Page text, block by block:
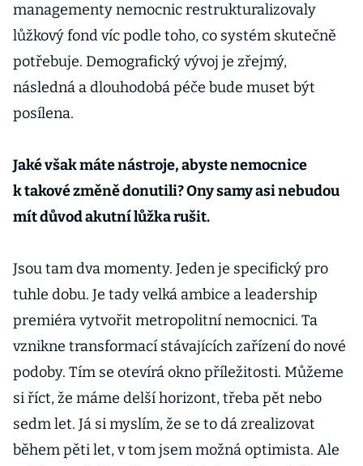
managementy nemocnic restrukturalizovaly
lůžkový fond víc podle toho, co systém skutečně
potřebuje. Demografický vývoj je zřejmý,
následná a dlouhodobá péče bude muset být
posílena.
Jaké však máte nástroje, abyste nemocnice
k takové změně donutili? Ony samy asi nebudou
mít důvod akutní lůžka rušit.
Jsou tam dva momenty. Jeden je specifický pro
tuhle dobu. Je tady velká ambice a leadership
premiéra vytvořit metropolitní nemocnici. Ta
vznikne transformací stávajících zařízení do nové
podoby. Tím se otevírá okno příležitosti. Můžeme
si říct, že máme delší horizont, třeba pět nebo
sedm let. Já si myslím, že se to dá zrealizovat
během pěti let, v tom jsem možná optimista. Ale